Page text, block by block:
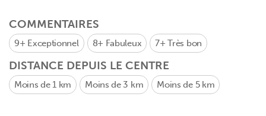
COMMENTAIRES
9+ Exceptionnel 8+ Fabuleux 7+Très bon
DISTANCE DEPUIS LE CENTRE
Moins de 1 km Moins de 3 km Moins de 5 km